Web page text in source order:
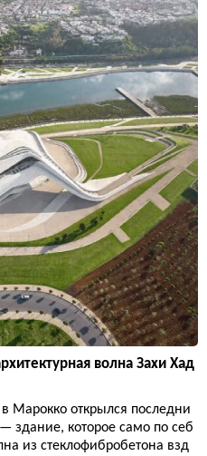
волна Захи Хад
Марокко открылся последни
здание, которое само по себ
из стеклофибробетона взд